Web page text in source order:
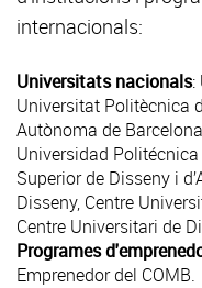
internacionals:
Universitats nacionals:
Universitat Politècnica
Autònoma de
Universidad Politécnica
Superior de Disseny i
Disseny, Centre
Centre Universitari de
Programes
Emprenedor del COMB.